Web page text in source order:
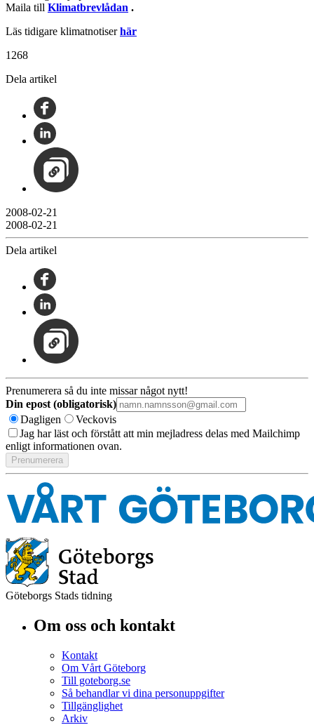
Maila till Klimatbrevlådan .
Läs tidigare klimatnotiserhär
1268
Dela artikel
2008-02-21
2008-02-21
Dela artikel
Prenumerera så du inte missar något nytt!
Din epost (obligatorisk)
Dagligen
Veckovis
Jag har läst och förstått att min mejladress delas med Mailchimp
enligt informationen ovan.
Göteborgs Stads tidning
Om oss och kontakt
Kontakt
Om Vårt Göteborg
Till goteborg.se
Så behandlar vi dina personuppgifter
Tillgänglighet
Arkiv